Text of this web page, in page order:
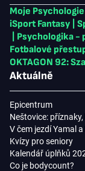
Moje Psychologie
iSport Fantasy
Psychologika -
Fotbalové
OKTAGON 92:
Aktuálně
Epicentrum
Neštovice: příznaky,
V čem jezdí Yamal a
Kvízy pro seniory
Kalendář úplňků
Co je bodycount?